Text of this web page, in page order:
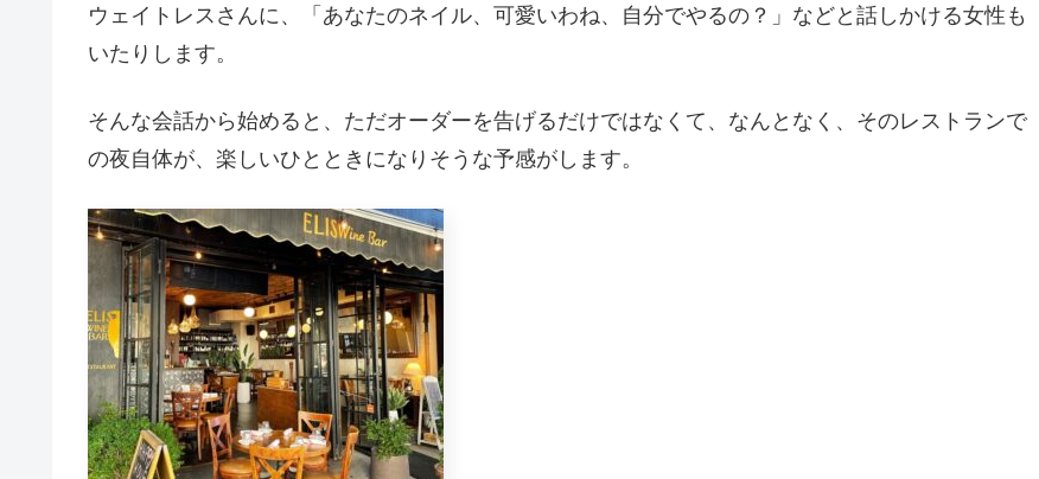
ウェイトレスさんに、「あなたのネイル、可愛いわね、自分でやるの？」などと話しかける女性も
いたりします。
そんな会話から始めると、ただオーダーを告げるだけではなくて、なんとなく、そのレストランで
の夜自体が、楽しいひとときになりそうな予感がします。